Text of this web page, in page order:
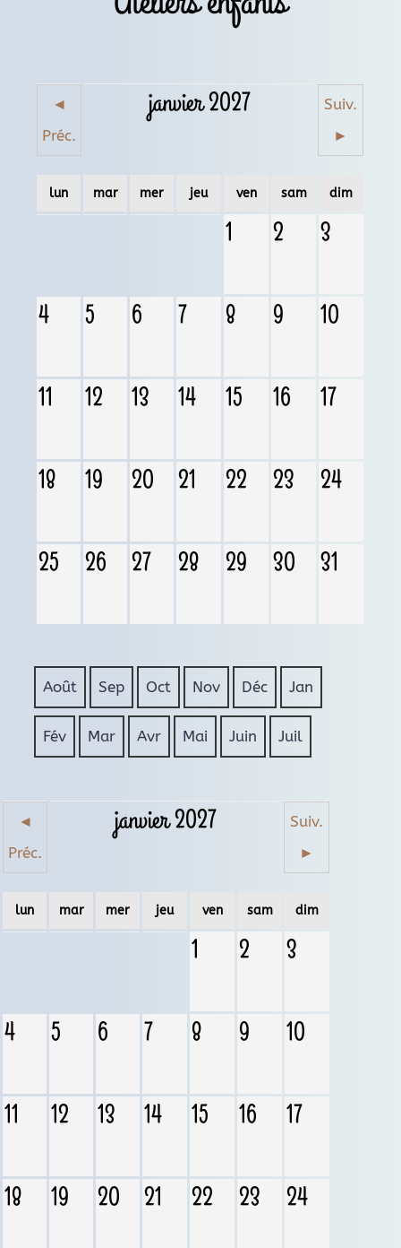
◄
Préc.
janvier 2027
Suiv.
►
lun mar mer jeu ven sam dim
1 2 3
4 5 6 7 8 9 10
11 12 13 14 15 16 17
18 19 20 21 22 23 24
25 26 27 28 29 30 31
Août Sep Oct Nov Déc Jan
Fév Mar Avr Mai Juin Juil
◄
Préc.
janvier 2027
Suiv.
►
lun mar mer jeu ven sam dim
1 2 3
4 5 6 7 8 9 10
11 12 13 14 15 16 17
18 19 20 21 22 23 24